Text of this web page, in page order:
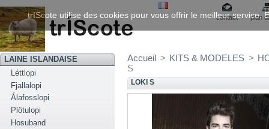
contact plan
LAINE ISLANDAISE
Léttlopi
Fjallalopi
Álafosslopi
Plötulopi
Hosuband
Accueil > KITS & MODELES >
S
LOKI S
trIScote utilise des cookies pour vous offrir le meilleur